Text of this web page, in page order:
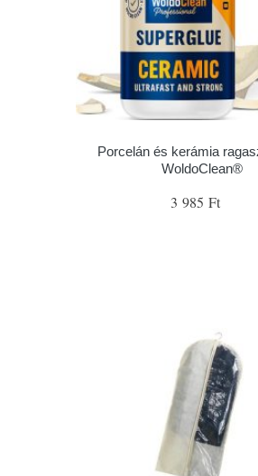
Porcelán és kerámia
WoldoClean®
3 985 Ft